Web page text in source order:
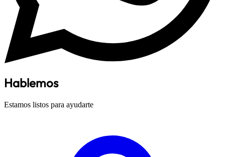
Hablemos
Estamos listos para ayudarte